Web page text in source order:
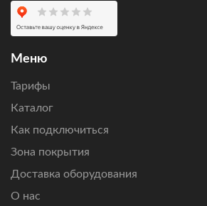
подключения по вашему адресу,
расчет стоимости оборудования и
не справляются.
Меню
Тарифы
Каталог
Как подключиться
Зона покрытия
Доставка оборудования
О нас